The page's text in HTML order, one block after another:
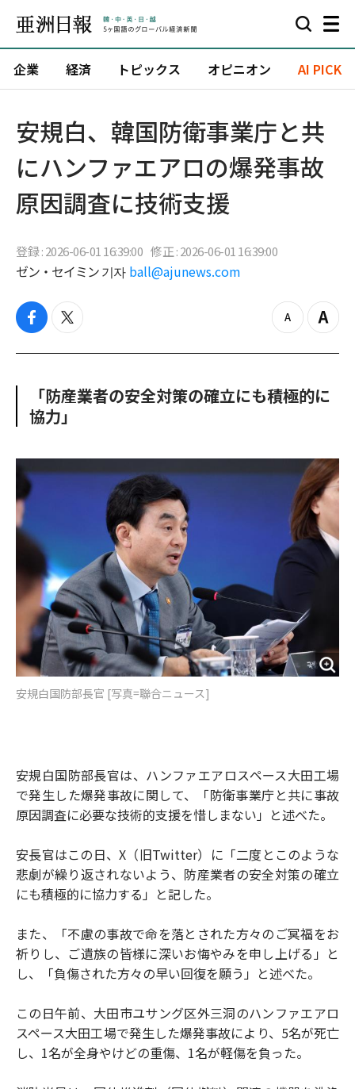
企業 経済 トピックス オピニオン AI PICK
安規白、韓国防衛事業庁と共
にハンファエアロの爆発事故
原因調査に技術支援
登録 : 2026-06-01 16:39:00 修正 : 2026-06-01 16:39:00
ゼン・セイミン 기자 ball@ajunews.com
f
c
o
k
t
i
e
r
z
o
u
Z
o
n
「防産業者の安全対策の確立にも積極的に
協力」
安規白国防部長官 [写真=聯合ニュース]
安規白国防部長官は、ハンファエアロスペース大田工場
で発生した爆発事故に関して、「防衛事業庁と共に事故
原因調査に必要な技術的支援を惜しまない」と述べた。
安長官はこの日、X（旧Twitter）に「二度とこのような
悲劇が繰り返されないよう、防産業者の安全対策の確立
にも積極的に協力する」と記した。
また、「不慮の事故で命を落とされた方々のご冥福をお
祈りし、ご遺族の皆様に深いお悔やみを申し上げる」と
し、「負傷された方々の早い回復を願う」と述べた。
この日午前、大田市ユサング区外三洞のハンファエアロ
スペース大田工場で発生した爆発事故により、5名が死亡
し、1名が全身やけどの重傷、1名が軽傷を負った。